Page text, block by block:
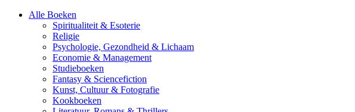
Alle Boeken
Spiritualiteit & Esoterie
Religie
Psychologie, Gezondheid & Lichaam
Economie & Management
Studieboeken
Fantasy & Sciencefiction
Kunst, Cultuur & Fotografie
Kookboeken